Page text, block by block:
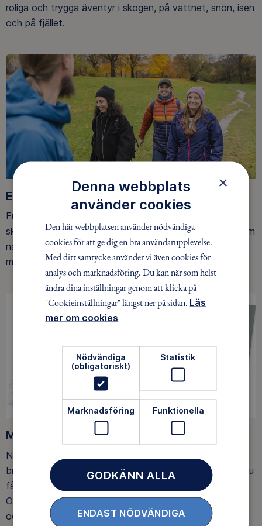
roliga och trygga äventyr i skogen, på vattnet, snön, isen
och på fjället.
Ett friluftsliv för alla
Friluftsfrämjandet arbetar för att så många som möjligt
ska upptäcka den rörelseglädje och de hälsoeffekter som
naturen ger. Som medlem bidrar du också till vårt arbete
med att skydda allemansrätten.
Medlemsförmåner
När du blir medlem får du Magasin Friluftsliv i din
brevlåda, med tips, tester och inspirerande reportage. Du
får också fina rabatter, som upp till 25% rabatt på
Outnorth och 20 % rabatt på utvalda boenden och ski-
och spårpass hos Idre Fjäll.
×
Denna webbplats
använder cookies
Den här webbplatsen använder nödvändiga
cookies för att ge dig en bra användarupplevelse.
Med ditt samtycke använder vi även cookies för
analys och marknadsföring. Du kan när som helst
ändra dina inställningar genom att klicka på
"Cookieinställningar" längst ner på sidan. Läs
mer om cookies
Nödvändiga
(obligatoriskt)
Statistik
Marknadsföring Funktionella
GODKÄNN ALLA
ENDAST NÖDVÄNDIGA